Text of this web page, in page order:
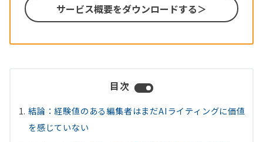
サービス概要をダウンロードする＞
目次
結論：経験値のある編集者はまだAIライティングに価値
を感じていない